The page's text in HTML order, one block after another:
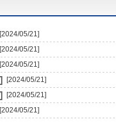
[2024/05/21]
[2024/05/21]
[2024/05/21]
[2024/05/21]
[2024/05/21]
[2024/05/21]